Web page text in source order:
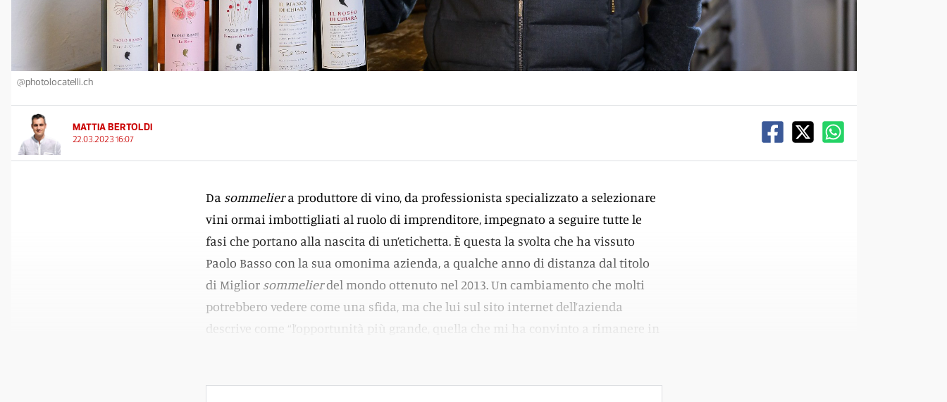
@photolocatelli.ch
MATTIA BERTOLDI
22.03.2023 16:07
Da sommeliera produttore di vino, da professionista specializzato a selezionare
vini ormai imbottigliati al ruolo di imprenditore, impegnato a seguire tutte le
fasi che portano alla nascita di un’etichetta. È questa la svolta che ha vissuto
Paolo Basso con la sua omonima azienda, a qualche anno di distanza dal titolo
di Miglior sommelierdel mondo ottenuto nel 2013. Un cambiamento che molti
potrebbero vedere come una sfida, ma che lui sul sito internet dell’azienda
descrive come “l’opportunità più grande, quella che mi ha convinto a rimanere in